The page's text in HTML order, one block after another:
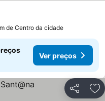
de Centro da cidade
Ver preços
Partilhar